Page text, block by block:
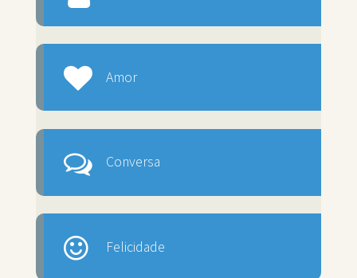
Amor
Conversa
Felicidade